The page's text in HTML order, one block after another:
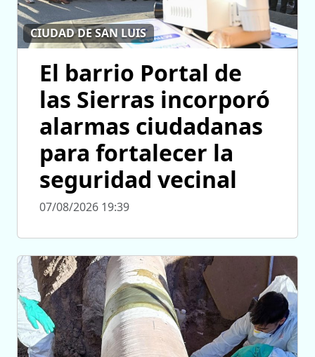
CIUDAD DE SAN LUIS
El barrio Portal de
las Sierras incorporó
alarmas ciudadanas
para fortalecer la
seguridad vecinal
07/08/2026 19:39